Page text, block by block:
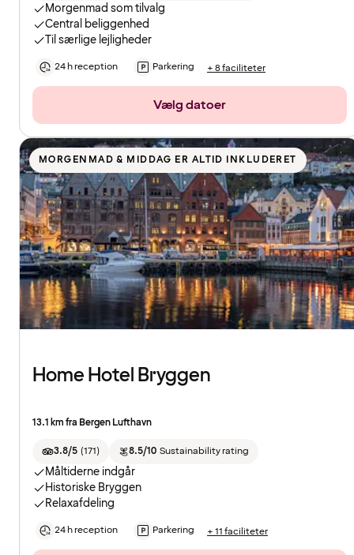
Morgenmad som tilvalg
Central beliggenhed
Til særlige lejligheder
24 h reception Parkering + 8 faciliteter
Vælg datoer
MORGENMAD & MIDDAG ER ALTID INKLUDERET
Home Hotel Bryggen
13.1 km fra Bergen Lufthavn
3.8/5 (171) 8.5/10 Sustainability rating
Måltiderne indgår
Historiske Bryggen
Relaxafdeling
24 h reception Parkering + 11 faciliteter